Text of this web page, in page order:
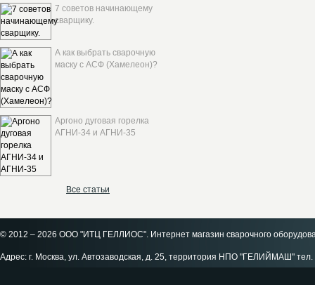
7 советов начинающему
сварщику.
А как выбрать сварочную
маску с АСФ (Хамелеон)?
Аргоно дуговая горелка
АГНИ-34 и АГНИ-35
Все статьи
© 2012 – 2026 ООО "ИТЦ ГЕЛЛИОС". Интернет магазин сварочного
Адрес: г. Москва, ул. Автозаводская, д. 25, территория НПО "ГЕЛИЙМАШ"